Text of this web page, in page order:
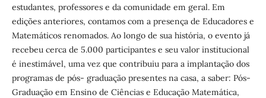
estudantes, professores e da comunidade em geral. Em
edições anteriores, contamos com a presença de Educadores e
Matemáticos renomados. Ao longo de sua história, o evento já
recebeu cerca de 5.000 participantes e seu valor institucional
é inestimável, uma vez que contribuiu para a implantação dos
programas de pós- graduação presentes na casa, a saber: Pós-
Graduação em Ensino de Ciências e Educação Matemática,